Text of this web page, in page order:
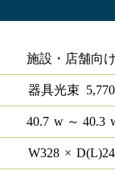
施設・店舗向
器具光束 5,770
40.7 w～ 40.3
W328 × D(L)